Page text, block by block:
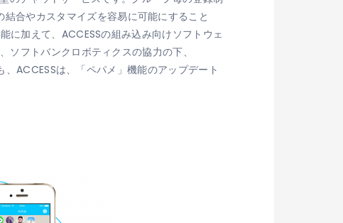
合やカスタマイズを容易に可能にすること
に加えて、ACCESSの組み込み向けソフトウェ
フトバンクロボティクスの協力の下、
ACCESSは、「ペパメ」機能のアップデート